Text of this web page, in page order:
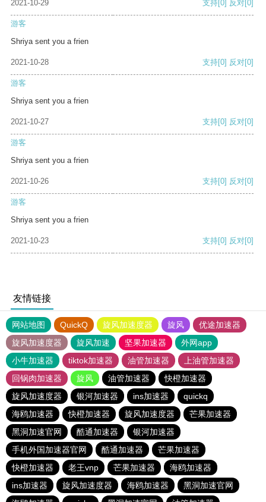
2021-10-29 支持[0] 反对[0]
游客
Shriya sent you a frien
2021-10-28 支持[0] 反对[0]
游客
Shriya sent you a frien
2021-10-27 支持[0] 反对[0]
游客
Shriya sent you a frien
2021-10-26 支持[0] 反对[0]
游客
Shriya sent you a frien
2021-10-23 支持[0] 反对[0]
友情链接
网站地图 QuickQ 旋风加速度器 旋风
优途加速器
旋风加速度器
旋风加速 坚果加速器
外网app
小牛加速器
tiktok加速器 油管加速器
上油管加速器
回锅肉加速器
旋风 油管加速器
快橙加速器
旋风加速度器
银河加速器 ins加速器
quickq
海鸥加速器
快橙加速器 旋风加速度器
芒果加速器
黑洞加速官网
酷通加速器
银河加速器
手机外国加速器官网
酷通加速器
芒果加速器
快橙加速器
老王vnp 芒果加速器
海鸥加速器
ins加速器
旋风加速度器 海鸥加速器
黑洞加速官网